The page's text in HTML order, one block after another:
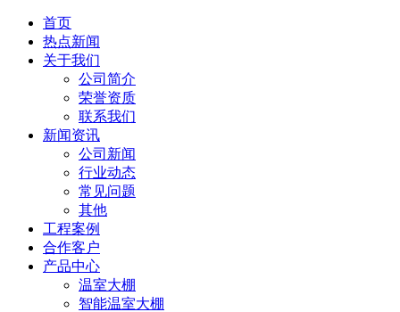
首页
热点新闻
关于我们
公司简介
荣誉资质
联系我们
新闻资讯
公司新闻
行业动态
常见问题
其他
工程案例
合作客户
产品中心
温室大棚
智能温室大棚